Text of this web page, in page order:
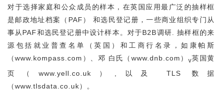
对于选择家庭和公众成员的样本，在英国应用最广泛的抽样框
是邮政地址档案（PAF） 和选民登记册，一些商业组织专门从
事从PAF和选民登记册中设计样本。对于B2B调研. 抽样框的来
源包括就业普查名单（英国）和工商行名录，如康帕斯
（www.kompass.com）、邓 白氏（www.dnb.com）
v英国黄
页（www.yell.co.uk）,以及 TLS 数据
（www.tlsdata.co.uk）。